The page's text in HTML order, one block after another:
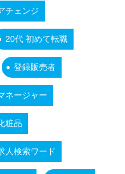
チェンジ
20代 初めて転職
登録販売者
ネージャー
粧品
人検索ワード